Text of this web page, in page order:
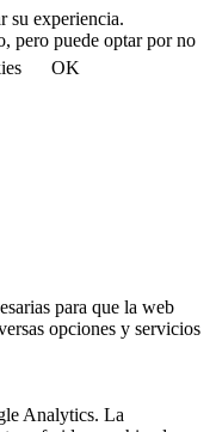
su experiencia.
pero puede optar por no
OK
para que la web
opciones y servicios
Analytics. La